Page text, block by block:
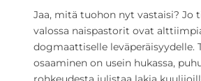
Jaa, mitä tuohon nyt vastaisi? Jo
valossa naispastorit ovat
dogmaattiselle leväperäisyydelle.
osaaminen on usein hukassa,